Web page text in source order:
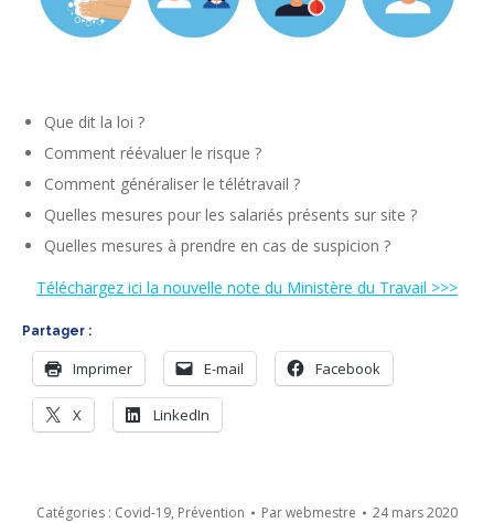
Que dit la loi ?
Comment réévaluer le risque ?
Comment généraliser le télétravail ?
Quelles mesures pour les salariés présents sur site ?
Quelles mesures à prendre en cas de suspicion ?
Téléchargez ici la nouvelle note du Ministère du Travail >>>
Partager :
Imprimer E-mail Facebook
X LinkedIn
Catégories : Covid-19, Prévention Parwebmestre 24 mars 2020